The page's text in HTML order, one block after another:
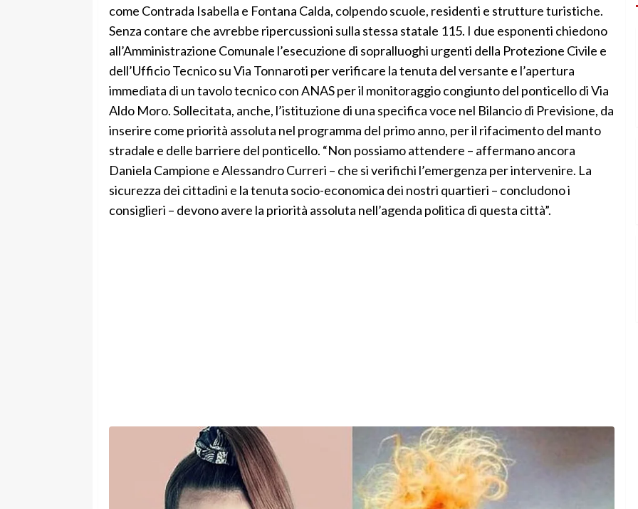
come Contrada Isabella e Fontana Calda, colpendo scuole, residenti e strutture turistiche.
Senza contare che avrebbe ripercussioni sulla stessa statale 115. I due esponenti chiedono
all’Amministrazione Comunale l’esecuzione di sopralluoghi urgenti della Protezione Civile e
dell’Ufficio Tecnico su Via Tonnaroti per verificare la tenuta del versante e l’apertura
immediata di un tavolo tecnico con ANAS per il monitoraggio congiunto del ponticello di Via
Aldo Moro. Sollecitata, anche, l’istituzione di una specifica voce nel Bilancio di Previsione, da
inserire come priorità assoluta nel programma del primo anno, per il rifacimento del manto
stradale e delle barriere del ponticello. “Non possiamo attendere – affermano ancora
Daniela Campione e Alessandro Curreri – che si verifichi l’emergenza per intervenire. La
sicurezza dei cittadini e la tenuta socio-economica dei nostri quartieri – concludono i
consiglieri – devono avere la priorità assoluta nell’agenda politica di questa città”.